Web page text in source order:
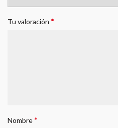
Tu valoración *
Nombre*